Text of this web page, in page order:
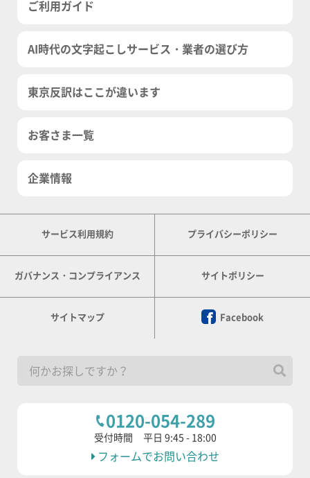
ご利用ガイド
AI時代の文字起こしサービス・業者の選び方
東京反訳はここが違います
お客さま一覧
企業情報
サービス利用規約 プライバシーポリシー
ガバナンス・コンプライアンス サイトポリシー
サイトマップ Facebook
0120-054-289
受付時間 平日 9:45 - 18:00
フォームでお問い合わせ